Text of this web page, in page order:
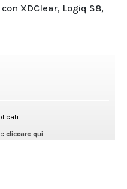
XDClear, Logiq S8,